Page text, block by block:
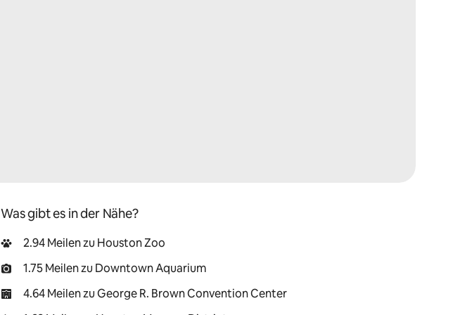
Was gibt es in der Nähe?
2.94 Meilen zu Houston Zoo
1.75 Meilen zu Downtown Aquarium
4.64 Meilen zu George R. Brown Convention Center